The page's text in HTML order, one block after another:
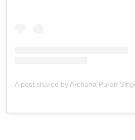
A post shared by Archana Puran